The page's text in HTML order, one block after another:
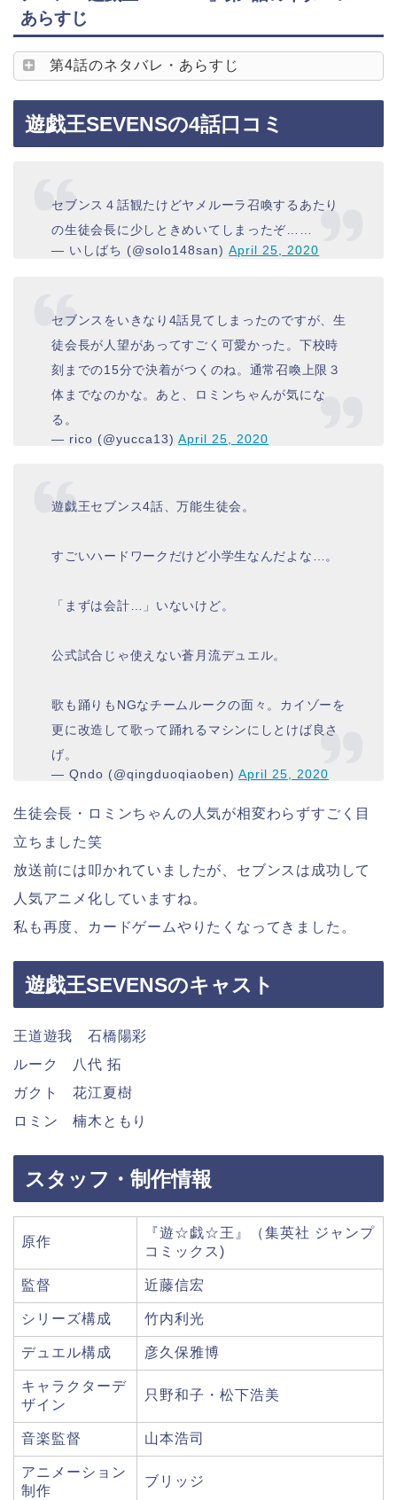
あらすじ
第4話のネタバレ・あらすじ
遊戯王SEVENSの4話口コミ
セブンス４話観たけどヤメルーラ召喚するあたり
の生徒会長に少しときめいてしまったぞ……
— いしばち (@solo148san)April 25, 2020
セブンスをいきなり4話見てしまったのですが、生
徒会長が人望があってすごく可愛かった。下校時
刻までの15分で決着がつくのね。通常召喚上限３
体までなのかな。あと、ロミンちゃんが気にな
る。
— rico (@yucca13)April 25, 2020
遊戯王セブンス4話、万能生徒会。
すごいハードワークだけど小学生なんだよな…。
「まずは会計…」いないけど。
公式試合じゃ使えない蒼月流デュエル。
歌も踊りもNGなチームルークの面々。カイゾーを
更に改造して歌って踊れるマシンにしとけば良さ
げ。
— Qndo (@qingduoqiaoben)April 25, 2020
生徒会長・ロミンちゃんの人気が相変わらずすごく目
立ちました笑
放送前には叩かれていましたが、セブンスは成功して
人気アニメ化していますね。
私も再度、カードゲームやりたくなってきました。
遊戯王SEVENSのキャスト
王道遊我 石橋陽彩
ルーク 八代 拓
ガクト 花江夏樹
ロミン 楠木ともり
スタッフ・制作情報
原作
『遊☆戯☆王』（集英社 ジャンプ
コミックス)
監督 近藤信宏
シリーズ構成 竹内利光
デュエル構成 彦久保雅博
キャラクターデ
ザイン
只野和子・松下浩美
音楽監督 山本浩司
アニメーション
制作
ブリッジ